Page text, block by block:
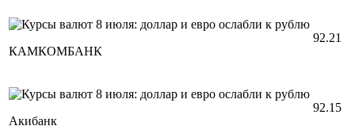
КАМКОМБАНК
92.21
Акибанк
92.15